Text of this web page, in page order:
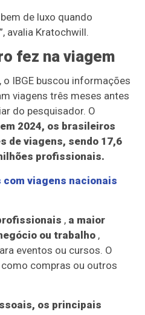
de luxo quando
avalia Kratochwill.
fez na viagem
o IBGE buscou informações
viagens três meses antes
do pesquisador. O
em 2024, os brasileiros
de viagens, sendo 17,6
profissionais.
com viagens nacionais
, a maior
ou trabalho ,
eventos ou cursos. O
compras ou outros
os principais